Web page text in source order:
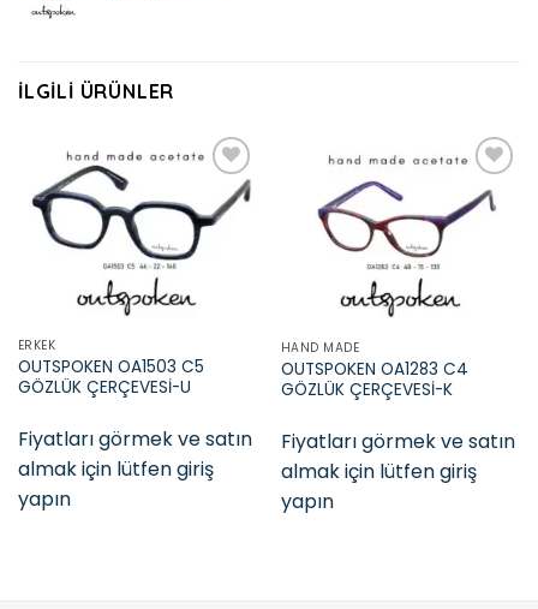
İLGILI ÜRÜNLER
Add to
wishlist
ERKEK
OUTSPOKEN OA1503 C5
GÖZLÜK ÇERÇEVESİ-U
Fiyatları görmek ve satın
almak için lütfen giriş
yapın
HAND MADE
OUTSPOKEN OA1283 C4
GÖZLÜK ÇERÇEVESİ-K
Fiyatları görmek ve satın
almak için lütfen giriş
yapın